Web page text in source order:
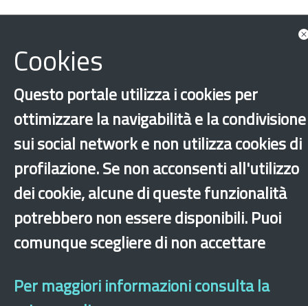
Veneto Indici di integrazione
Integrazione
Lavoro
×
Cookies
Questo portale utilizza i cookies per
ottimizzare la navigabilità e la condivisione
sui social network e non utilizza cookies di
profilazione. Se non acconsenti all'utilizzo
dei cookie, alcune di queste funzionalità
potrebbero non essere disponibili. Puoi
comunque scegliere di non accettare
Per maggiori informazioni consulta la
Dichiarazione di accessibilità Mappa del sito Legal & Privacy
Contatti